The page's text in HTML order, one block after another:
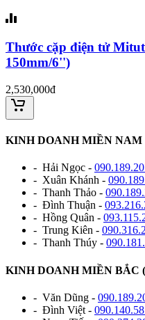
Thước cặp điện tử
150mm/6'')
2,530,000đ
KINH DOANH MIỀN NAM
- Hải Ngọc -
- Xuân Khánh -
- Thanh Thảo -
- Đình Thuận -
- Hồng Quân -
- Trung Kiên -
- Thanh Thúy -
KINH DOANH MIỀN BẮC
- Văn Dũng -
- Đình Việt -